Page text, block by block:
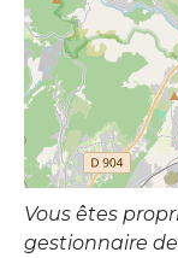
Vous êtes
gestionnaire